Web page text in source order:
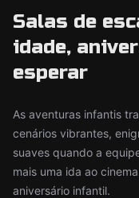
Salas de
idade,
esperar
As aventuras infantis
cenários vibrantes,
suaves quando a
mais uma ida ao
aniversário infantil.